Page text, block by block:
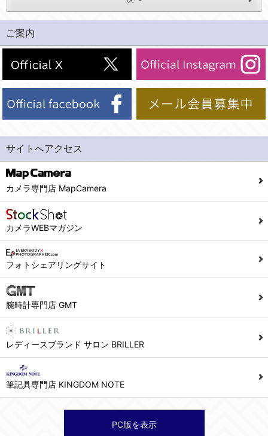
(2)法令等により開示を求められた場合。
(5)業務を円滑に進めるために、外部業者に個人データの一部又は全部の処理を委託する場合（ただし、委託する場合は委託した個人データの安全管理が図られるように、委託先に対する必要かつ適切な監督を行ないます）。
当社への個人情報の提供はお客様の任意ですが、必要な個人情報をご提供いただけない場合、当社のサービス等が利用できない場合がありますのでご了承下さい。
５．ご本人が容易に知覚できない方法による個人情報の取得
６．個人情報に関するお問合せ対応
(1)当社は、当社の保有する個人データに関し、ご本人から利用目的の通知，開示，内容の訂正，追加又は削除，利用の停止，消去及び第三者への提供の停止の請求などがあれば、ご本人の確認をさせていただいた上で、速やかに対応します。また当社の個人情報の取り扱いに関するご質問、ご相談にも対応いたします。尚、シュッピン会員のお客様は、当社が保有する個人データの削除を要求する権利があります。
(2)当社の個人情報に関するお問合せは、以下の窓口で承ります。お問合せの内容により必要な書類提出や質問へのご回答をお願いすることがあります。
シュッピン株式会社 個人情報相談窓口
Mail：privacy@syuppin.com (受付)
ご案内
サイトへアクセス
カメラ専門店 MapCamera
カメラWEBマガジン
フォトシェアリングサイト
腕時計専門店 GMT
レディースブランド サロン BRILLER
筆記具専門店 KINGDOM NOTE
PC版を表示